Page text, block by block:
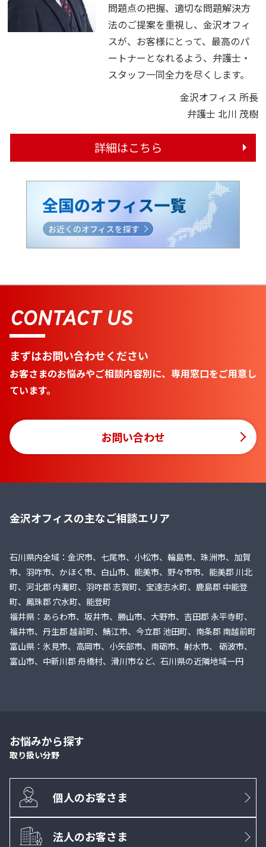
問題点の把握、適切な問題解決方
法のご提案を重視し、金沢オフィ
スが、お客様にとって、最高のパ
ートナーとなれるよう、弁護士・
スタッフ一同全力を尽くします。
金沢オフィス 所長
弁護士 北川 茂樹
詳細はこちら
CONTACT US
まずはお問い合わせください
お客さまのお悩みやご相談内容別に、専用窓口をご用意し
ています。
お問い合わせ
金沢オフィスの主なご相談エリア
石川県内全域：金沢市、七尾市、小松市、輪島市、珠洲市、加賀
市、羽咋市、かほく市、白山市、能美市、野々市市、能美郡 川北
町、河北郡 内灘町、羽咋郡 志賀町、宝達志水町、鹿島郡 中能登
町、鳳珠郡 穴水町、能登町
福井県：あらわ市、坂井市、勝山市、大野市、吉田郡 永平寺町、
福井市、丹生郡 越前町、鯖江市、今立郡 池田町、南条郡 南越前町
富山県：氷見市、高岡市、小矢部市、南砺市、射水市、 砺波市、
富山市、中新川郡 舟橋村、滑川市など、石川県の近隣地域一円
お悩みから探す
取り扱い分野
個人のお客さま
法人のお客さま